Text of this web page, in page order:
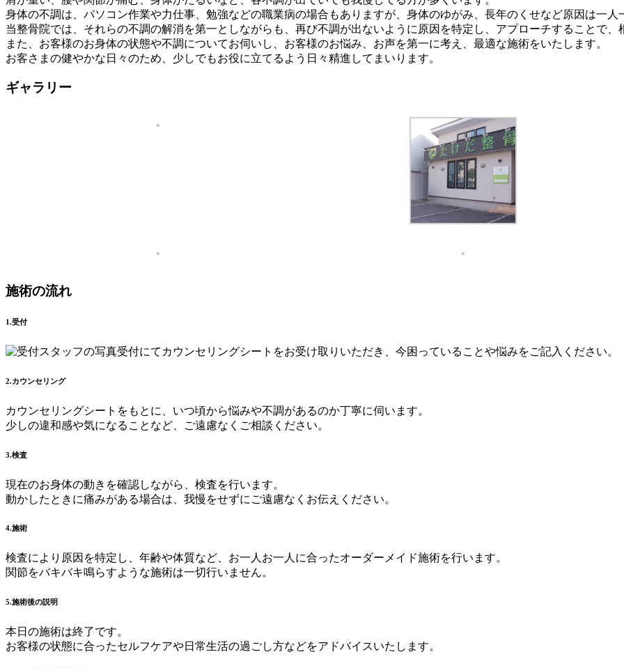
身体の不調は、パソコン作業や力仕事、勉強などの職業病の場合もありますが、身体のゆがみ、長年のくせなど原因は一人
当整骨院では、それらの不調の解消を第一としながらも、再び不調が出ないように原因を特定し、アプローチすることで
また、お客様のお身体の状態や不調についてお伺いし、お客様のお悩み、お声を第一に考え、最適な施術をいたします。
お客さまの健やかな日々のため、少しでもお役に立てるよう日々精進してまいります。
ギャラリー
施術の流れ
1.受付
受付にてカウンセリングシートをお受け取りいただき、今困っていることや悩みをご記入ください。
2.カウンセリング
カウンセリングシートをもとに、いつ頃から悩みや不調があるのか丁寧に伺います。
少しの違和感や気になることなど、ご遠慮なくご相談ください。
3.検査
現在のお身体の動きを確認しながら、検査を行います。
動かしたときに痛みがある場合は、我慢をせずにご遠慮なくお伝えください。
4.施術
検査により原因を特定し、年齢や体質など、お一人お一人に合ったオーダーメイド施術を行います。
関節をバキバキ鳴らすような施術は一切行いません。
5.施術後の説明
本日の施術は終了です。
お客様の状態に合ったセルフケアや日常生活の過ごし方などをアドバイスいたします。